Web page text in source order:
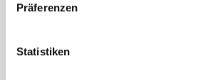
Informationen über Ihre
können
Präferenzen
Statistiken